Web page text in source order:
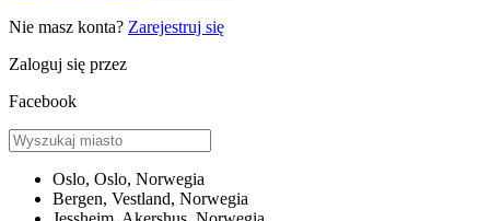
Nie masz konta? Zarejestruj się
Zaloguj się przez
Facebook
Oslo, Oslo, Norwegia
Bergen, Vestland, Norwegia